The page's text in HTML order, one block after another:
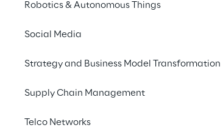
Robotics & Autonomous Things
Social Media
Strategy and Business Model Transformation
Supply Chain Management
Telco Networks
bis zur
vom